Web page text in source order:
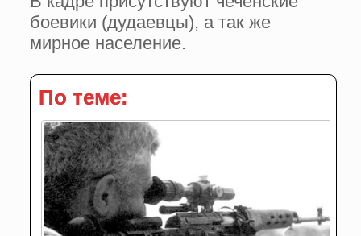
боевики (дудаевцы), а так же
мирное население.
По теме: